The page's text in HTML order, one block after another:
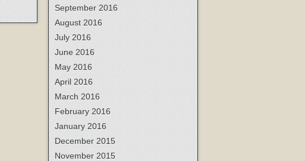
September 2016
August 2016
July 2016
June 2016
May 2016
April 2016
March 2016
February 2016
January 2016
December 2015
November 2015